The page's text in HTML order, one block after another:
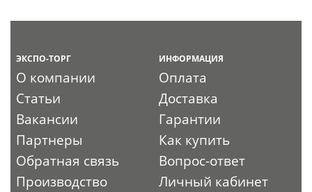
ЭКСПО-ТОРГ
О компании
Статьи
Вакансии
Партнеры
Обратная связь
Производство
ИНФОРМАЦИЯ
Оплата
Доставка
Гарантии
Как купить
Вопрос-ответ
Личный кабинет